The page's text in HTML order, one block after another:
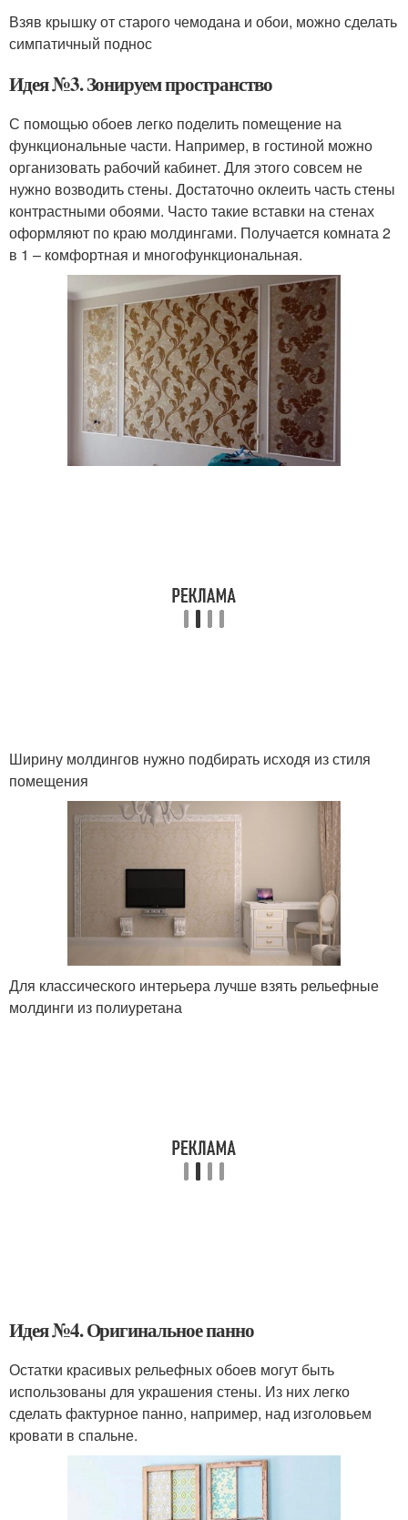
Взяв крышку от старого чемодана и обои, можно сделать
симпатичный поднос
Идея №3. Зонируем пространство
С помощью обоев легко поделить помещение на
функциональные части. Например, в гостиной можно
организовать рабочий кабинет. Для этого совсем не
нужно возводить стены. Достаточно оклеить часть стены
контрастными обоями. Часто такие вставки на стенах
оформляют по краю молдингами. Получается комната 2
в 1 – комфортная и многофункциональная.
Ширину молдингов нужно подбирать исходя из стиля
помещения
Для классического интерьера лучше взять рельефные
молдинги из полиуретана
Идея №4. Оригинальное панно
Остатки красивых рельефных обоев могут быть
использованы для украшения стены. Из них легко
сделать фактурное панно, например, над изголовьем
кровати в спальне.